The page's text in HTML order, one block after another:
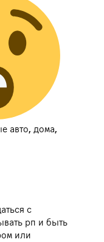
авто, дома,
с
рп и быть
или